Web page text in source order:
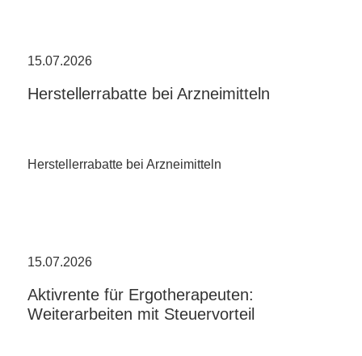
15.07.2026
Herstellerrabatte bei Arzneimitteln
Herstellerrabatte bei Arzneimitteln
15.07.2026
Aktivrente für Ergotherapeuten:
Weiterarbeiten mit Steuervorteil